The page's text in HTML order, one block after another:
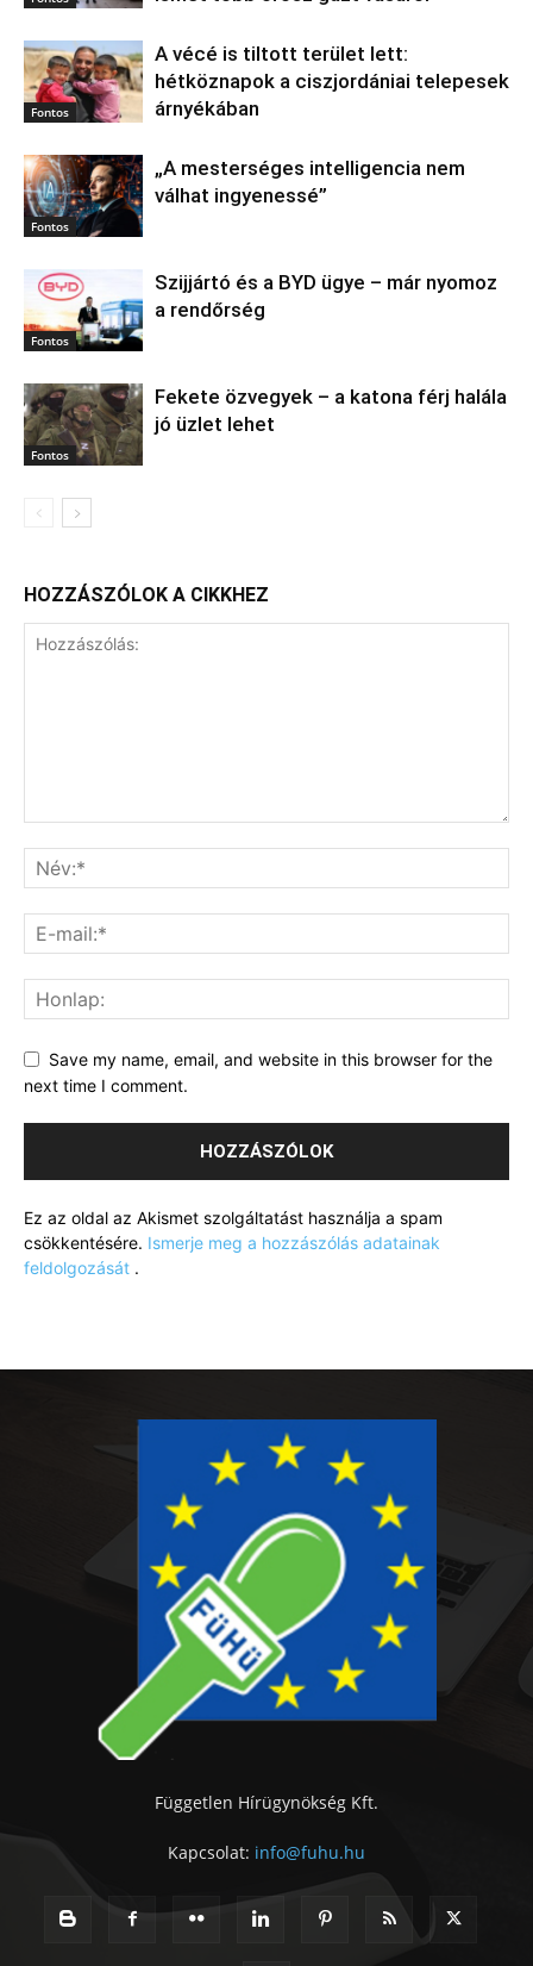
Fontos
A vécé is tiltott terület lett:
hétköznapok a ciszjordániai telepesek
árnyékában
Fontos
„A mesterséges intelligencia nem
válhat ingyenessé”
Fontos
Szijjártó és a BYD ügye – már nyomoz
a rendőrség
Fontos
Fekete özvegyek – a katona férj halála
jó üzlet lehet
HOZZÁSZÓLOK A CIKKHEZ
Save my name, email, and website in this browser for the
next time I comment.
Ez az oldal az Akismet szolgáltatást használja a spam
csökkentésére. Ismerje meg a hozzászólás adatainak
feldolgozását .
Független Hírügynökség Kft.
Kapcsolat: info@fuhu.hu